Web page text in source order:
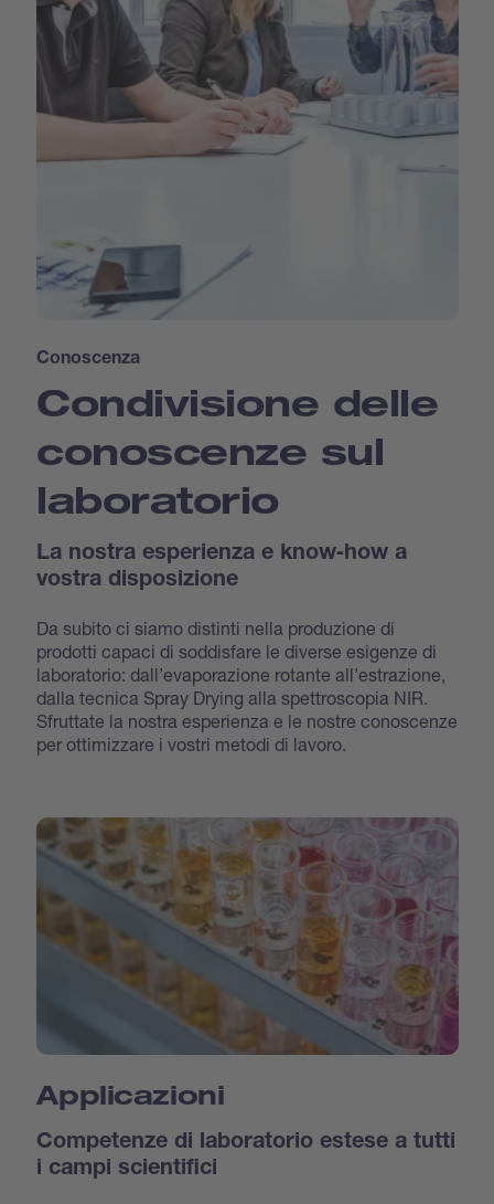
Conoscenza
Condivisione delle
conoscenze sul
laboratorio
La nostra esperienza e know‐how a
vostra disposizione
Da subito ci siamo distinti nella produzione di
prodotti capaci di soddisfare le diverse esigenze di
laboratorio: dall’evaporazione rotante all’estrazione,
dalla tecnica Spray Drying alla spettroscopia NIR.
Sfruttate la nostra esperienza e le nostre conoscenze
per ottimizzare i vostri metodi di lavoro.
Applicazioni
Competenze di laboratorio estese a tutti
i campi scientifici